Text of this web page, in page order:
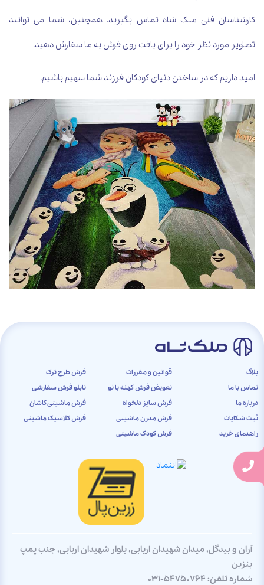
کارشناسان فنی ملک شاه تماس بگیرید. همچنین، شما می توانید
تصاویر مورد نظر خود را برای بافت روی فرش به ما سفارش دهید.
امید داریم که در ساختن دنیای کودکان فرزند شما سهیم باشیم.
بلاگ
تماس با ما
درباره ما
ثبت شکایات
راهنمای خرید
قوانین و مقررات
تعویض فرش کهنه با نو
فرش سایز دلخواه
فرش مدرن ماشینی
فرش کودک ماشینی
فرش طرح ترک
تابلو فرش سفارشی
فرش ماشینی کاشان
فرش کلاسیک ماشینی
آران و بیدگل، میدان شهیدان اربابی، بلوار شهیدان اربابی، جنب پمپ
بنزین
شماره تلفن: 031-54750764